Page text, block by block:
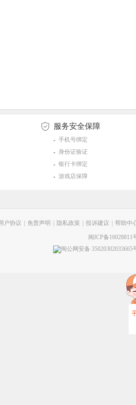
服务安全保障
手机号绑定
身份证验证
银行卡绑定
游戏店保障
帮助中
投诉建议
隐私政策
免责声明
户协议
闽ICP备16028811
闽公网安备 35020302033665